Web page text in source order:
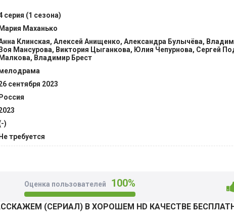
никому не может, иначе его семье придет крах. Как
Доктор хочет защитить невинную коллегу, признание в
работает прокурором, и она точно захочет отомстить
серия (1 сезона)
Мария Маханько
Клинская, Алексей Анищенко, Александра Булычёва,
Мансурова, Виктория Цыганкова, Юлия Чепурнова, Сергей
Малкова, Владимир Брест
сентября 2023
Россия
)
Не требуется
Оценка пользователей 100%
(СЕРИАЛ) В ХОРОШЕМ HD КАЧЕСТВЕ